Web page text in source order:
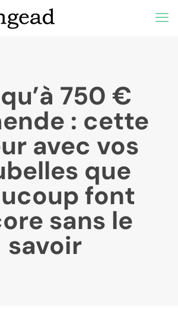
750 €
: cette
avec vos
que
font
sans le
savoir